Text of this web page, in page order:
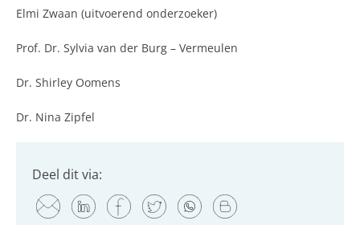
Elmi Zwaan (uitvoerend onderzoeker)
Prof. Dr. Sylvia van der Burg – Vermeulen
Dr. Shirley Oomens
Dr. Nina Zipfel
Deel dit via: